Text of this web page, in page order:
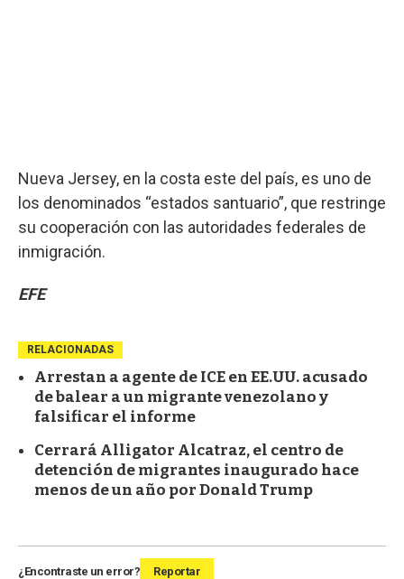
Nueva Jersey, en la costa este del país, es uno de
los denominados “estados santuario”, que restringe
su cooperación con las autoridades federales de
inmigración.
EFE
RELACIONADAS
Arrestan a agente de ICE en EE.UU. acusado
de balear a un migrante venezolano y
falsificar el informe
Cerrará Alligator Alcatraz, el centro de
detención de migrantes inaugurado hace
menos de un año por Donald Trump
¿Encontraste un error? Reportar